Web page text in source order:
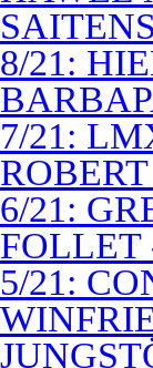
8/21:
7/21:
6/21:
FOLLET
5/21: